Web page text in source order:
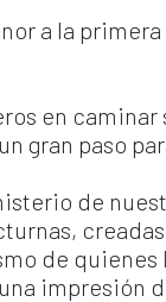
a la
en
gran paso
de
de quienes
impresión